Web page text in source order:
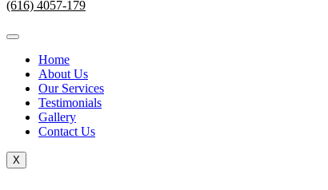
(616) 4057-179
Home
About Us
Our Services
Testimonials
Gallery
Contact Us
X